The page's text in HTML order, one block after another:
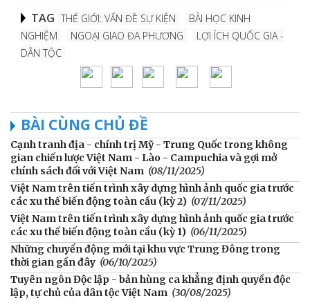
TAG THẾ GIỚI: VẤN ĐỀ SỰ KIỆN
BÀI HỌC KINH
NGHIỆM
NGOẠI GIAO ĐA PHƯƠNG
LỢI ÍCH QUỐC GIA -
DÂN TỘC
BÀI CÙNG CHỦ ĐỀ
Cạnh tranh địa - chính trị Mỹ - Trung Quốc trong không
gian chiến lược Việt Nam - Lào - Campuchia và gợi mở
chính sách đối với Việt Nam (08/11/2025)
Việt Nam trên tiến trình xây dựng hình ảnh quốc gia trước
các xu thế biến động toàn cầu (kỳ 2) (07/11/2025)
Việt Nam trên tiến trình xây dựng hình ảnh quốc gia trước
các xu thế biến động toàn cầu (kỳ 1) (06/11/2025)
Những chuyển động mới tại khu vực Trung Đông trong
thời gian gần đây (06/10/2025)
Tuyên ngôn Độc lập - bản hùng ca khẳng định quyền độc
lập, tự chủ của dân tộc Việt Nam (30/08/2025)